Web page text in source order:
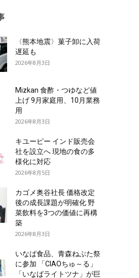
〈熊本地震〉菓子卸に入荷
遅延も
2026年8月3日
Mizkan 食酢・つゆなど値
上げ 9月家庭用、10月業務
用
2026年8月3日
キユーピー インド販売会
社を設立へ 現地の食の多
様化に対応
2026年8月5日
カゴメ奥谷社長 価格改定
後の成長課題が明確化 野
菜飲料を3つの価値に再構
築
2026年8月3日
いなば食品、青森ねぶた祭
に参加 「CIAOちゅ～る」
「いなばライトツナ」が巨